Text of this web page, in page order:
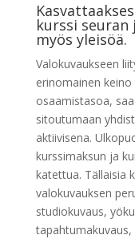
kurssi seuran
myös yleisöä.
Valokuvaukseen
erinomainen
osaamistasoa,
sitoutumaan
aktiivisena.
kurssimaksun ja
katettua. Tällaisia
valokuvauksen
studiokuvaus,